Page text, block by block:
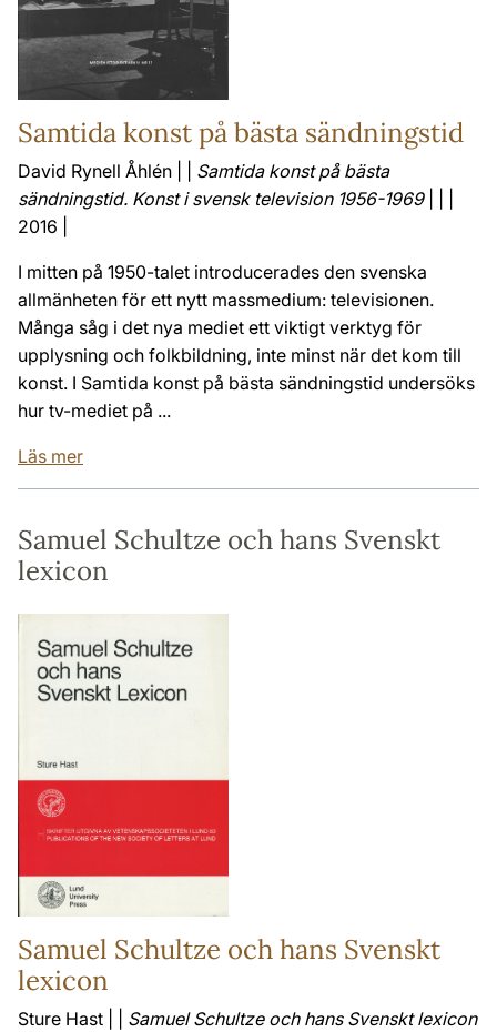
Samtida konst på bästa sändningstid
David Rynell Åhlén | | Samtida konst på bästa
sändningstid. Konst i svensk television 1956-1969| | |
2016 |
I mitten på 1950-talet introducerades den svenska
allmänheten för ett nytt massmedium: televisionen.
Många såg i det nya mediet ett viktigt verktyg för
upplysning och folkbildning, inte minst när det kom till
konst. I Samtida konst på bästa sändningstid undersöks
hur tv-mediet på ...
Läs mer
Samuel Schultze och hans Svenskt
lexicon
Samuel Schultze och hans Svenskt
lexicon
Sture Hast | | Samuel Schultze och hans Svenskt lexicon